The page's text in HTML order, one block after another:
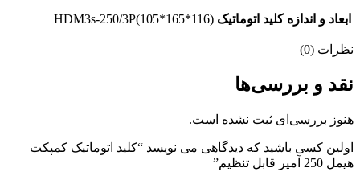
ابعاد و اندازه کلید اتوماتیک HDM3s-250/3P(105*165*116)
نظرات (0)
نقد و بررسی‌ها
هنوز بررسی‌ای ثبت نشده است.
اولین کسی باشید که دیدگاهی می نویسد “کلید اتوماتیک کمپکت
هیمل 250 آمپر قابل تنظیم”